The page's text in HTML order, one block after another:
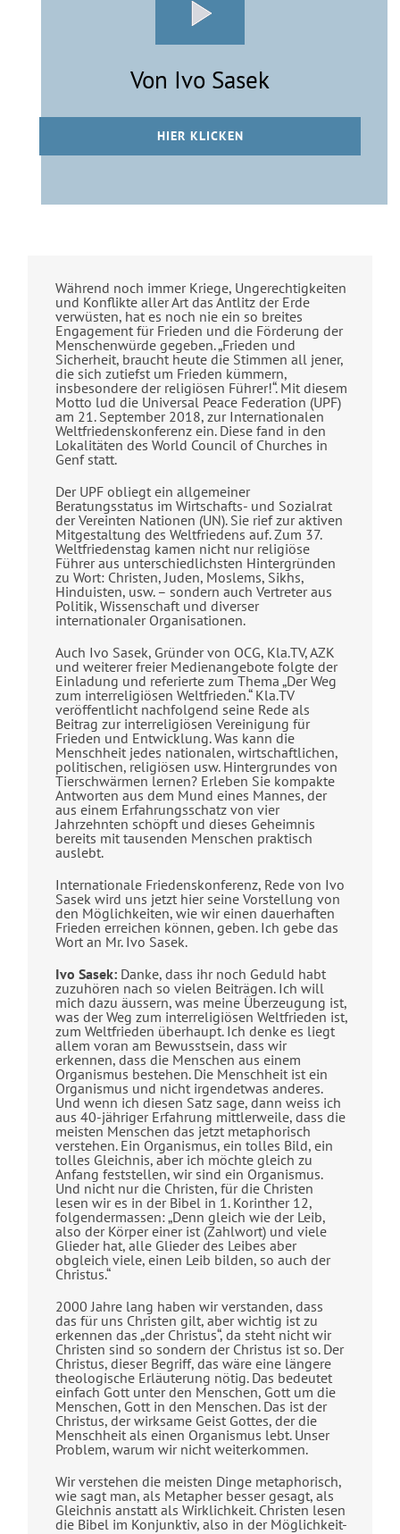
Von Ivo Sasek
HIER KLICKEN
Während noch immer Kriege, Ungerechtigkeiten
und Konflikte aller Art das Antlitz der Erde
verwüsten, hat es noch nie ein so breites
Engagement für Frieden und die Förderung der
Menschenwürde gegeben. „Frieden und
Sicherheit, braucht heute die Stimmen all jener,
die sich zutiefst um Frieden kümmern,
insbesondere der religiösen Führer!“. Mit diesem
Motto lud die Universal Peace Federation (UPF)
am 21. September 2018, zur Internationalen
Weltfriedenskonferenz ein. Diese fand in den
Lokalitäten des World Council of Churches in
Genf statt.
Der UPF obliegt ein allgemeiner
Beratungsstatus im Wirtschafts- und Sozialrat
der Vereinten Nationen (UN). Sie rief zur aktiven
Mitgestaltung des Weltfriedens auf. Zum 37.
Weltfriedenstag kamen nicht nur religiöse
Führer aus unterschiedlichsten Hintergründen
zu Wort: Christen, Juden, Moslems, Sikhs,
Hinduisten, usw. – sondern auch Vertreter aus
Politik, Wissenschaft und diverser
internationaler Organisationen.
Auch Ivo Sasek, Gründer von OCG, Kla.TV, AZK
und weiterer freier Medienangebote folgte der
Einladung und referierte zum Thema „Der Weg
zum interreligiösen Weltfrieden.“ Kla.TV
veröffentlicht nachfolgend seine Rede als
Beitrag zur interreligiösen Vereinigung für
Frieden und Entwicklung. Was kann die
Menschheit jedes nationalen, wirtschaftlichen,
politischen, religiösen usw. Hintergrundes von
Tierschwärmen lernen? Erleben Sie kompakte
Antworten aus dem Mund eines Mannes, der
aus einem Erfahrungsschatz von vier
Jahrzehnten schöpft und dieses Geheimnis
bereits mit tausenden Menschen praktisch
auslebt.
Internationale Friedenskonferenz, Rede von Ivo
Sasek wird uns jetzt hier seine Vorstellung von
den Möglichkeiten, wie wir einen dauerhaften
Frieden erreichen können, geben. Ich gebe das
Wort an Mr. Ivo Sasek.
Ivo Sasek: Danke, dass ihr noch Geduld habt
zuzuhören nach so vielen Beiträgen. Ich will
mich dazu äussern, was meine Überzeugung ist,
was der Weg zum interreligiösen Weltfrieden ist,
zum Weltfrieden überhaupt. Ich denke es liegt
allem voran am Bewusstsein, dass wir
erkennen, dass die Menschen aus einem
Organismus bestehen. Die Menschheit ist ein
Organismus und nicht irgendetwas anderes.
Und wenn ich diesen Satz sage, dann weiss ich
aus 40-jähriger Erfahrung mittlerweile, dass die
meisten Menschen das jetzt metaphorisch
verstehen. Ein Organismus, ein tolles Bild, ein
tolles Gleichnis, aber ich möchte gleich zu
Anfang feststellen, wir sind ein Organismus.
Und nicht nur die Christen, für die Christen
lesen wir es in der Bibel in 1. Korinther 12,
folgendermassen: „Denn gleich wie der Leib,
also der Körper einer ist (Zahlwort) und viele
Glieder hat, alle Glieder des Leibes aber
obgleich viele, einen Leib bilden, so auch der
Christus.“
2000 Jahre lang haben wir verstanden, dass
das für uns Christen gilt, aber wichtig ist zu
erkennen das „der Christus“, da steht nicht wir
Christen sind so sondern der Christus ist so. Der
Christus, dieser Begriff, das wäre eine längere
theologische Erläuterung nötig. Das bedeutet
einfach Gott unter den Menschen, Gott um die
Menschen, Gott in den Menschen. Das ist der
Christus, der wirksame Geist Gottes, der die
Menschheit als einen Organismus lebt. Unser
Problem, warum wir nicht weiterkommen.
Wir verstehen die meisten Dinge metaphorisch,
wie sagt man, als Metapher besser gesagt, als
Gleichnis anstatt als Wirklichkeit. Christen lesen
die Bibel im Konjunktiv, also in der Möglichkeit-